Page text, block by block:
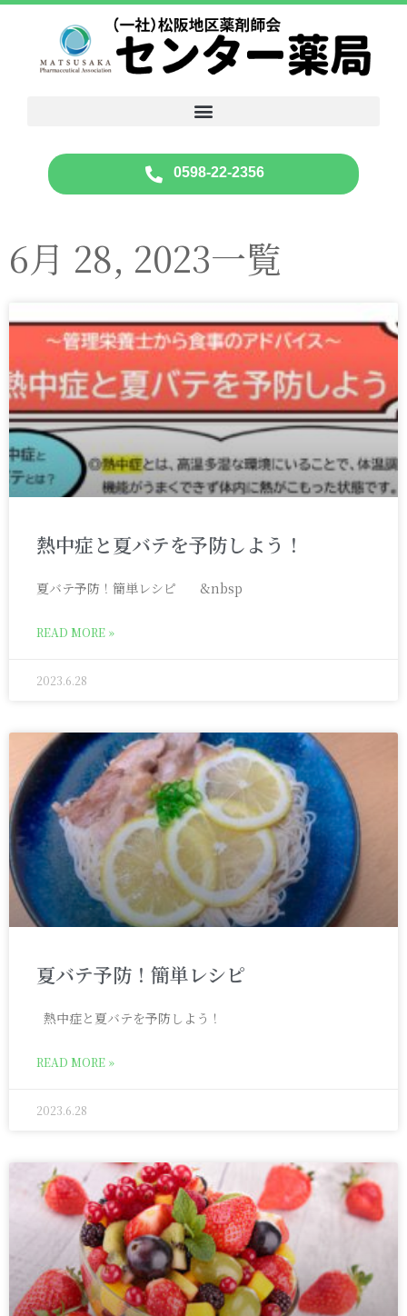
0598-22-2356
6月 28, 2023一覧
熱中症と夏バテを予防しよう！
夏バテ予防！簡単レシピ &nbsp
READ MORE »
2023.6.28
夏バテ予防！簡単レシピ
熱中症と夏バテを予防しよう！
READ MORE »
2023.6.28